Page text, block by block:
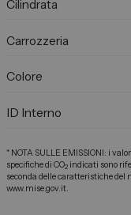
Cilindrata
Carrozzeria
Colore
ID Interno
* NOTA SULLE EMISSIONI: i
specifiche di CO2indicati sono
seconda delle caratteristiche
www.mise.gov.it.